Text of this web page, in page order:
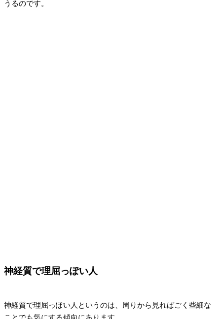
うるのです。
神経質で理屈っぽい人
神経質で理屈っぽい人というのは、周りから見ればごく些細な